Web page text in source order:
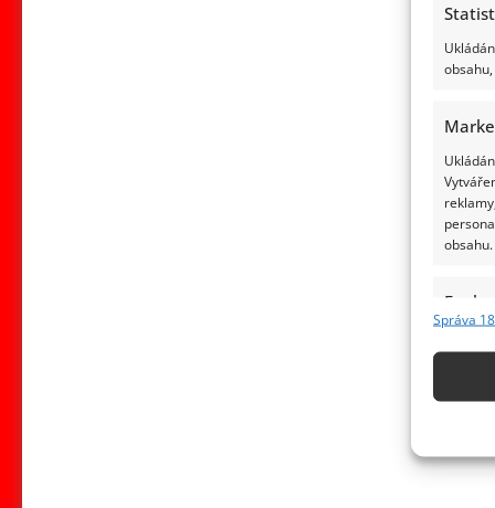
obsahu.
Funkce
Správa